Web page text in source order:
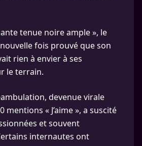
tenue noire ample », le
fois prouvé que son
rien à envier à ses
le terrain.
devenue virale
mentions « J’aime », a suscité
et souvent
internautes ont